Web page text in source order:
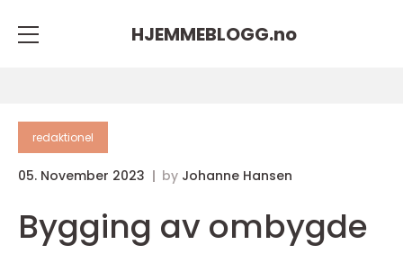
HJEMMEBLOGG.no
redaktionel
05. November 2023 by Johanne Hansen
Bygging av ombygde